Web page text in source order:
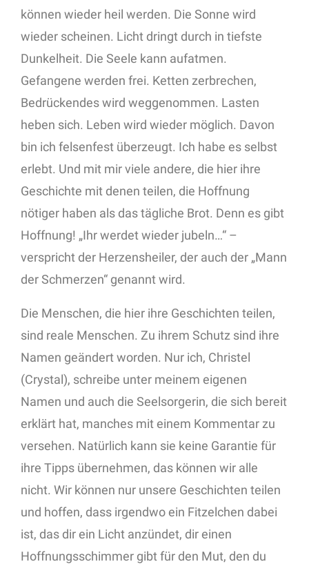
können wieder heil werden. Die Sonne wird
wieder scheinen. Licht dringt durch in tiefste
Dunkelheit. Die Seele kann aufatmen.
Gefangene werden frei. Ketten zerbrechen,
Bedrückendes wird weggenommen. Lasten
heben sich. Leben wird wieder möglich. Davon
bin ich felsenfest überzeugt. Ich habe es selbst
erlebt. Und mit mir viele andere, die hier ihre
Geschichte mit denen teilen, die Hoffnung
nötiger haben als das tägliche Brot. Denn es gibt
Hoffnung! „Ihr werdet wieder jubeln…“ –
verspricht der Herzensheiler, der auch der „Mann
der Schmerzen“ genannt wird.
Die Menschen, die hier ihre Geschichten teilen,
sind reale Menschen. Zu ihrem Schutz sind ihre
Namen geändert worden. Nur ich, Christel
(Crystal), schreibe unter meinem eigenen
Namen und auch die Seelsorgerin, die sich bereit
erklärt hat, manches mit einem Kommentar zu
versehen. Natürlich kann sie keine Garantie für
ihre Tipps übernehmen, das können wir alle
nicht. Wir können nur unsere Geschichten teilen
und hoffen, dass irgendwo ein Fitzelchen dabei
ist, das dir ein Licht anzündet, dir einen
Hoffnungsschimmer gibt für den Mut, den du